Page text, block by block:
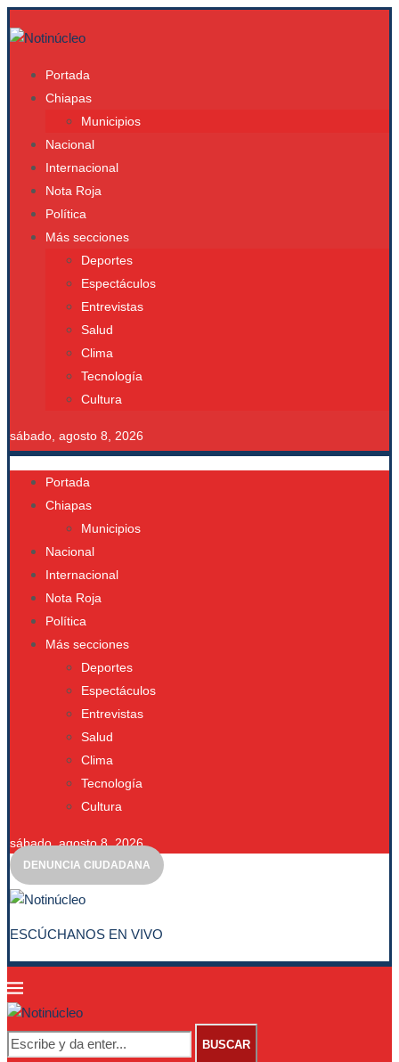
Portada
Chiapas
Municipios
Nacional
Internacional
Nota Roja
Política
Más secciones
Deportes
Espectáculos
Entrevistas
Salud
Clima
Tecnología
Cultura
sábado, agosto 8, 2026
Portada
Chiapas
Municipios
Nacional
Internacional
Nota Roja
Política
Más secciones
Deportes
Espectáculos
Entrevistas
Salud
Clima
Tecnología
Cultura
sábado, agosto 8, 2026
DENUNCIA CIUDADANA
ESCÚCHANOS EN VIVO
BUSCAR